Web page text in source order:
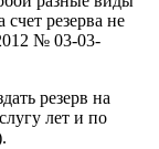
резерва не
№ 03-03-
резерв на
лет и по